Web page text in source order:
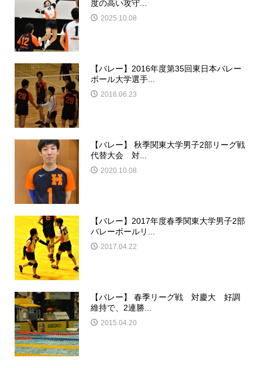
度の高い攻守...
2025.10.08
【バレー】2016年度第35回東日本バレー
ボール大学選手...
2016.06.23
【バレー】 秋季関東大学男子2部リーグ戦
代替大会 対...
2020.10.08
【バレー】2017年度春季関東大学男子2部
バレーボールリ...
2017.04.22
【バレー】 春季リーグ戦 対慶大 好調
維持で、2連勝...
2015.04.20